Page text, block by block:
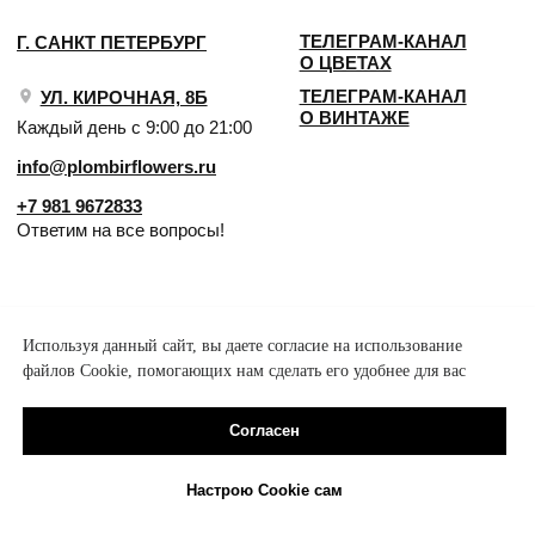
Используя данный сайт, вы даете согласие на использование
файлов Cookie, помогающих нам сделать его удобнее для вас
Согласен
Настрою Cookie сам